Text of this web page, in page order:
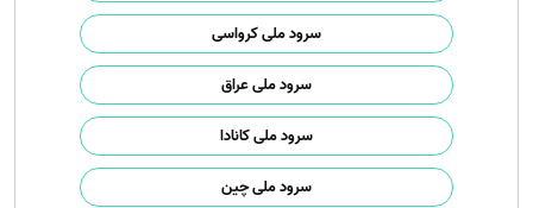
سرود ملی کرواسی
سرود ملی عراق
سرود ملی کانادا
سرود ملی چین